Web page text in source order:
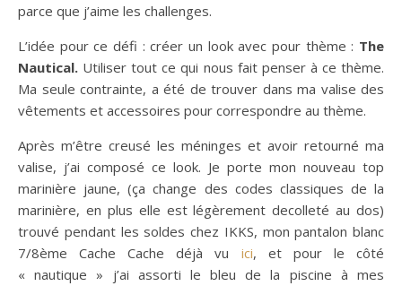
parce que j’aime les challenges.
L’idée pour ce défi : créer un look avec pour thème : The
Nautical. Utiliser tout ce qui nous fait penser à ce thème.
Ma seule contrainte, a été de trouver dans ma valise des
vêtements et accessoires pour correspondre au thème.
Après m’être creusé les méninges et avoir retourné ma
valise, j’ai composé ce look. Je porte mon nouveau top
marinière jaune, (ça change des codes classiques de la
marinière, en plus elle est légèrement decolleté au dos)
trouvé pendant les soldes chez IKKS, mon pantalon blanc
7/8ème Cache Cache déjà vu ici, et pour le côté
« nautique » j’ai assorti le bleu de la piscine à mes